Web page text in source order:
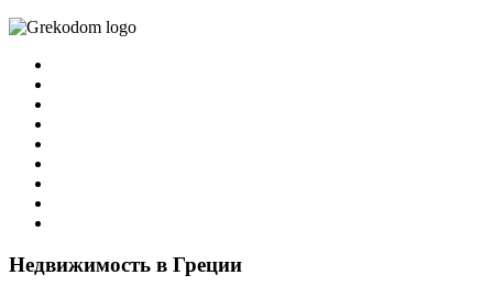
Недвижимость в Греции